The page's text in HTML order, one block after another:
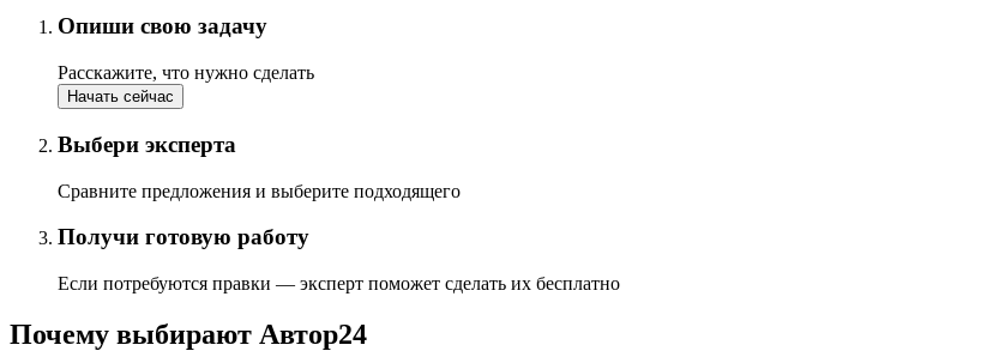
Опиши свою задачу
Расскажите, что нужно сделать
Начать сейчас
Выбери эксперта
Сравните предложения и выберите подходящего
Получи готовую работу
Если потребуются правки — эксперт поможет сделать их бесплатно
Почему выбирают Автор24